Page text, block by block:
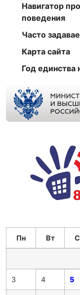
Навигатор
поведения
Часто
Карта сайта
Год единства
Пн
Вт
3 4 5